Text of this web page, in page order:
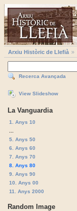
Arxiu Històric de Llefià
Recerca Avançada
View Slideshow
La Vanguardia
1. Anys 10
5. Anys 50
6. Anys 60
7. Anys 70
8. Anys 80
9. Anys 90
10. Anys 00
11. Anys 2000
Random Image